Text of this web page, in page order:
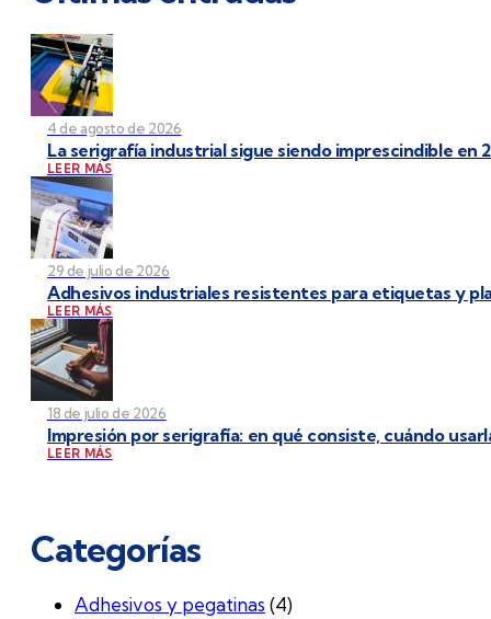
4 de agosto de 2026
La serigrafía industrial sigue siendo imprescindible en
LEER MÁS
29 de julio de 2026
Adhesivos industriales resistentes para etiquetas y
LEER MÁS
18 de julio de 2026
Impresión por serigrafía: en qué consiste, cuándo
LEER MÁS
Categorías
Adhesivos y pegatinas (4)